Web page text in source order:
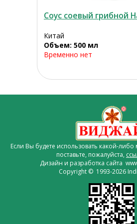
Соус соевый грибной
Китай
Объем: 500 мл
Временно нет
Если Вы будете использовать какой-
поставьте, пожалуйста,
Дизайн и разработка сайта
Copyright © 1993-2026